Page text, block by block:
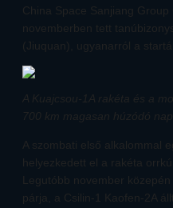
China Space Sanjiang
novemberben tett
(Jiuquan), ugyanarról a
A Kuajcsou-1A rakéta és a
700 km magasan húzódó
A szombati első alkalommal
helyezkedett el a rakéta
Legutóbb november közepén
párja, a Csilin-1 Kaofen-2A